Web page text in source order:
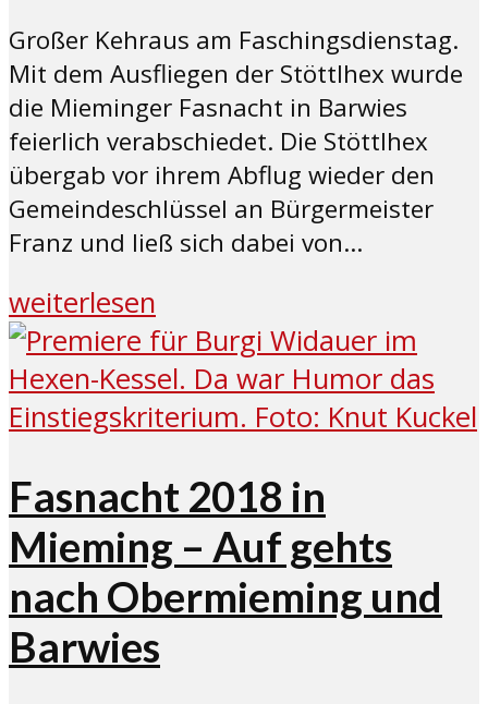
Großer Kehraus am Faschingsdienstag.
Mit dem Ausfliegen der Stöttlhex wurde
die Mieminger Fasnacht in Barwies
feierlich verabschiedet. Die Stöttlhex
übergab vor ihrem Abflug wieder den
Gemeindeschlüssel an Bürgermeister
Franz und ließ sich dabei von...
weiterlesen
Fasnacht 2018 in
Mieming – Auf gehts
nach Obermieming und
Barwies